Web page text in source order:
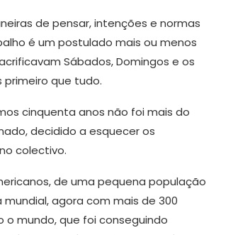
de pensar, intenções e normas
é um postulado mais ou menos
Sábados, Domingos e os
primeiro que tudo.
cinquenta anos não foi mais do
decidido a esquecer os
colectivo.
de uma pequena população
agora com mais de 300
mundo, que foi conseguindo
A vontade que vê para lá do
escuro